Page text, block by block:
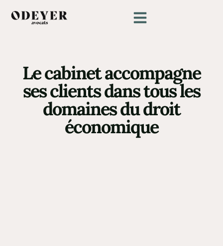
Le cabinet accompagne
ses clients dans tous les
domaines du droit
économique